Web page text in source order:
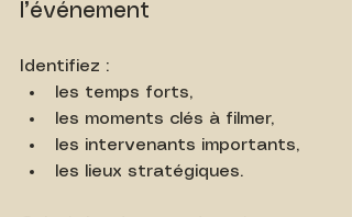
l’événement
Identifiez :
les temps forts,
les moments clés à filmer,
les intervenants importants,
les lieux stratégiques.